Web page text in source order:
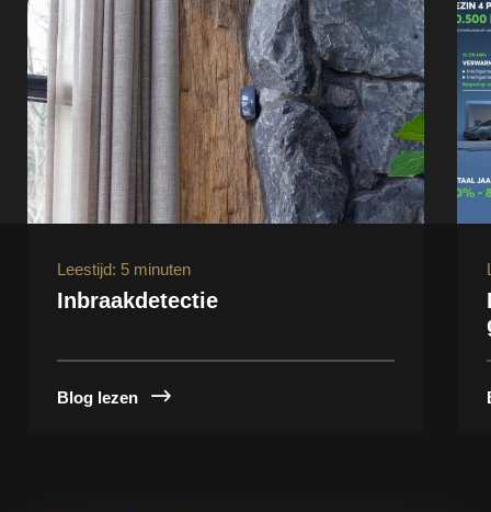
Leestijd: 5 minuten
Inbraakdetectie
Blog lezen